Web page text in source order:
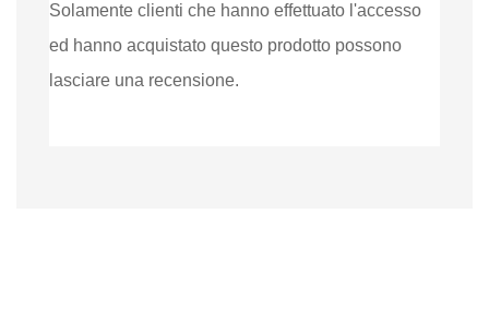
Solamente clienti che hanno effettuato l'accesso
ed hanno acquistato questo prodotto possono
lasciare una recensione.